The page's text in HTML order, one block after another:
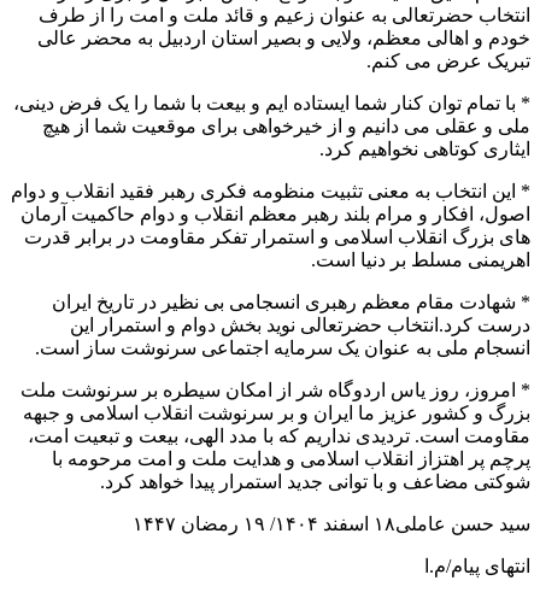
انتخاب حضرتعالی به عنوان زعیم و قائد ملت و امت را از طرف
خودم و اهالی معظم، ولایی و بصیر استان اردبیل به محضر عالی
تبریک عرض می کنم.
* با تمام توان کنار شما ایستاده ایم و بیعت با شما را یک فرض دینی،
ملی و عقلی می دانیم و از خیرخواهی برای موقعیت شما از هیچ
ایثاری کوتاهی نخواهیم کرد.
* این انتخاب به معنی تثبیت منظومه فکری رهبر فقید انقلاب و دوام
اصول، افکار و مرام بلند رهبر معظم انقلاب و دوام حاکمیت آرمان
های بزرگ انقلاب اسلامی و استمرار تفکر مقاومت در برابر قدرت
اهریمنی مسلط بر دنیا است.
* شهادت مقام معظم رهبری انسجامی بی نظیر در تاریخ ایران
درست کرد.انتخاب حضرتعالی نوید بخش دوام و استمرار این
انسجام ملی به عنوان یک سرمایه اجتماعی سرنوشت ساز است.
* امروز، روز یاس اردوگاه شر از امکان سیطره بر سرنوشت ملت
بزرگ و کشور عزیز ما ایران و بر سرنوشت انقلاب اسلامی و جبهه
مقاومت است. تردیدی نداریم که با مدد الهی، بیعت و تبعیت امت،
پرچم پر اهتزاز انقلاب اسلامی و هدایت ملت و امت مرحومه با
شوکتی مضاعف و با توانی جدید استمرار پیدا خواهد کرد.
سید حسن عاملی۱۸ اسفند ۱۴۰۴/ ۱۹ رمضان ۱۴۴۷
انتهای پیام/م.ا